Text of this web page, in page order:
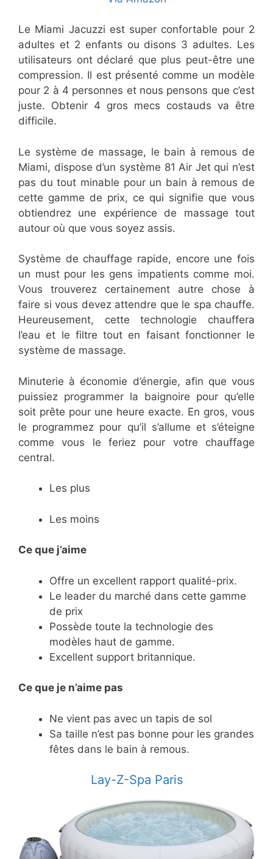
Le Miami Jacuzzi est super confortable pour 2
adultes et 2 enfants ou disons 3 adultes. Les
utilisateurs ont déclaré que plus peut-être une
compression. Il est présenté comme un modèle
pour 2 à 4 personnes et nous pensons que c’est
juste. Obtenir 4 gros mecs costauds va être
difficile.
Le système de massage, le bain à remous de
Miami, dispose d’un système 81 Air Jet qui n’est
pas du tout minable pour un bain à remous de
cette gamme de prix, ce qui signifie que vous
obtiendrez une expérience de massage tout
autour où que vous soyez assis.
Système de chauffage rapide, encore une fois
un must pour les gens impatients comme moi.
Vous trouverez certainement autre chose à
faire si vous devez attendre que le spa chauffe.
Heureusement, cette technologie chauffera
l’eau et le filtre tout en faisant fonctionner le
système de massage.
Minuterie à économie d’énergie, afin que vous
puissiez programmer la baignoire pour qu’elle
soit prête pour une heure exacte. En gros, vous
le programmez pour qu’il s’allume et s’éteigne
comme vous le feriez pour votre chauffage
central.
Les plus
Les moins
Ce que j’aime
Offre un excellent rapport qualité-prix.
Le leader du marché dans cette gamme
de prix
Possède toute la technologie des
modèles haut de gamme.
Excellent support britannique.
Ce que je n’aime pas
Ne vient pas avec un tapis de sol
Sa taille n’est pas bonne pour les grandes
fêtes dans le bain à remous.
Lay-Z-Spa Paris